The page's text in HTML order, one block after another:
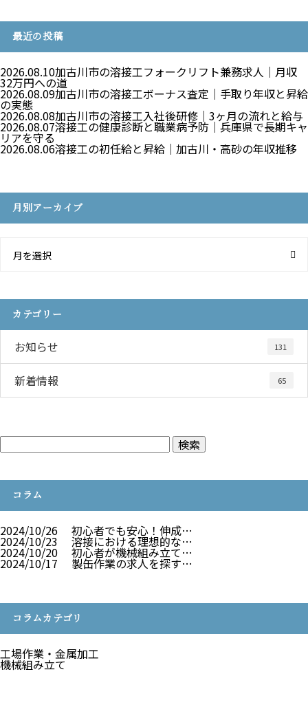
最近の投稿
2026.08.10加古川市の溶接工フォークリフト兼務求人｜月収
32万円への道
2026.08.09加古川市の溶接工ボーナス査定｜手取り年収と昇給
の実態
2026.08.08加古川市の溶接工入社後研修｜3ヶ月の流れと給与
2026.08.07溶接工の健康診断と職業病予防｜兵庫県で長期キャ
リアを守る
2026.08.06溶接工の初任給と昇給｜加古川・高砂の年収推移
月別アーカイブ
月を選択
カテゴリー
お知らせ 131
新着情報 65
コラム
2024/10/26 初心者でも安心！伸成…
2024/10/23 溶接における理想的な…
2024/10/20 初心者が機械組み立て…
2024/10/17 製缶作業の求人を探す…
コラムカテゴリ
工場作業・金属加工
機械組み立て